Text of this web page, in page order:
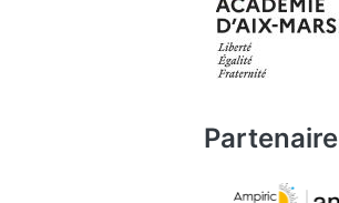
Partenaire